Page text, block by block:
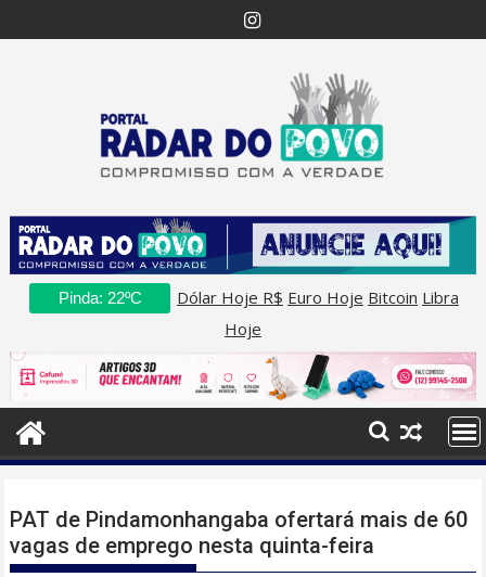
to
Pinda: 22ºC Dólar Hoje R$ Euro Hoje Bitcoin Libra
Hoje
PAT de Pindamonhangaba ofertará mais de 60
vagas de emprego nesta quinta-feira